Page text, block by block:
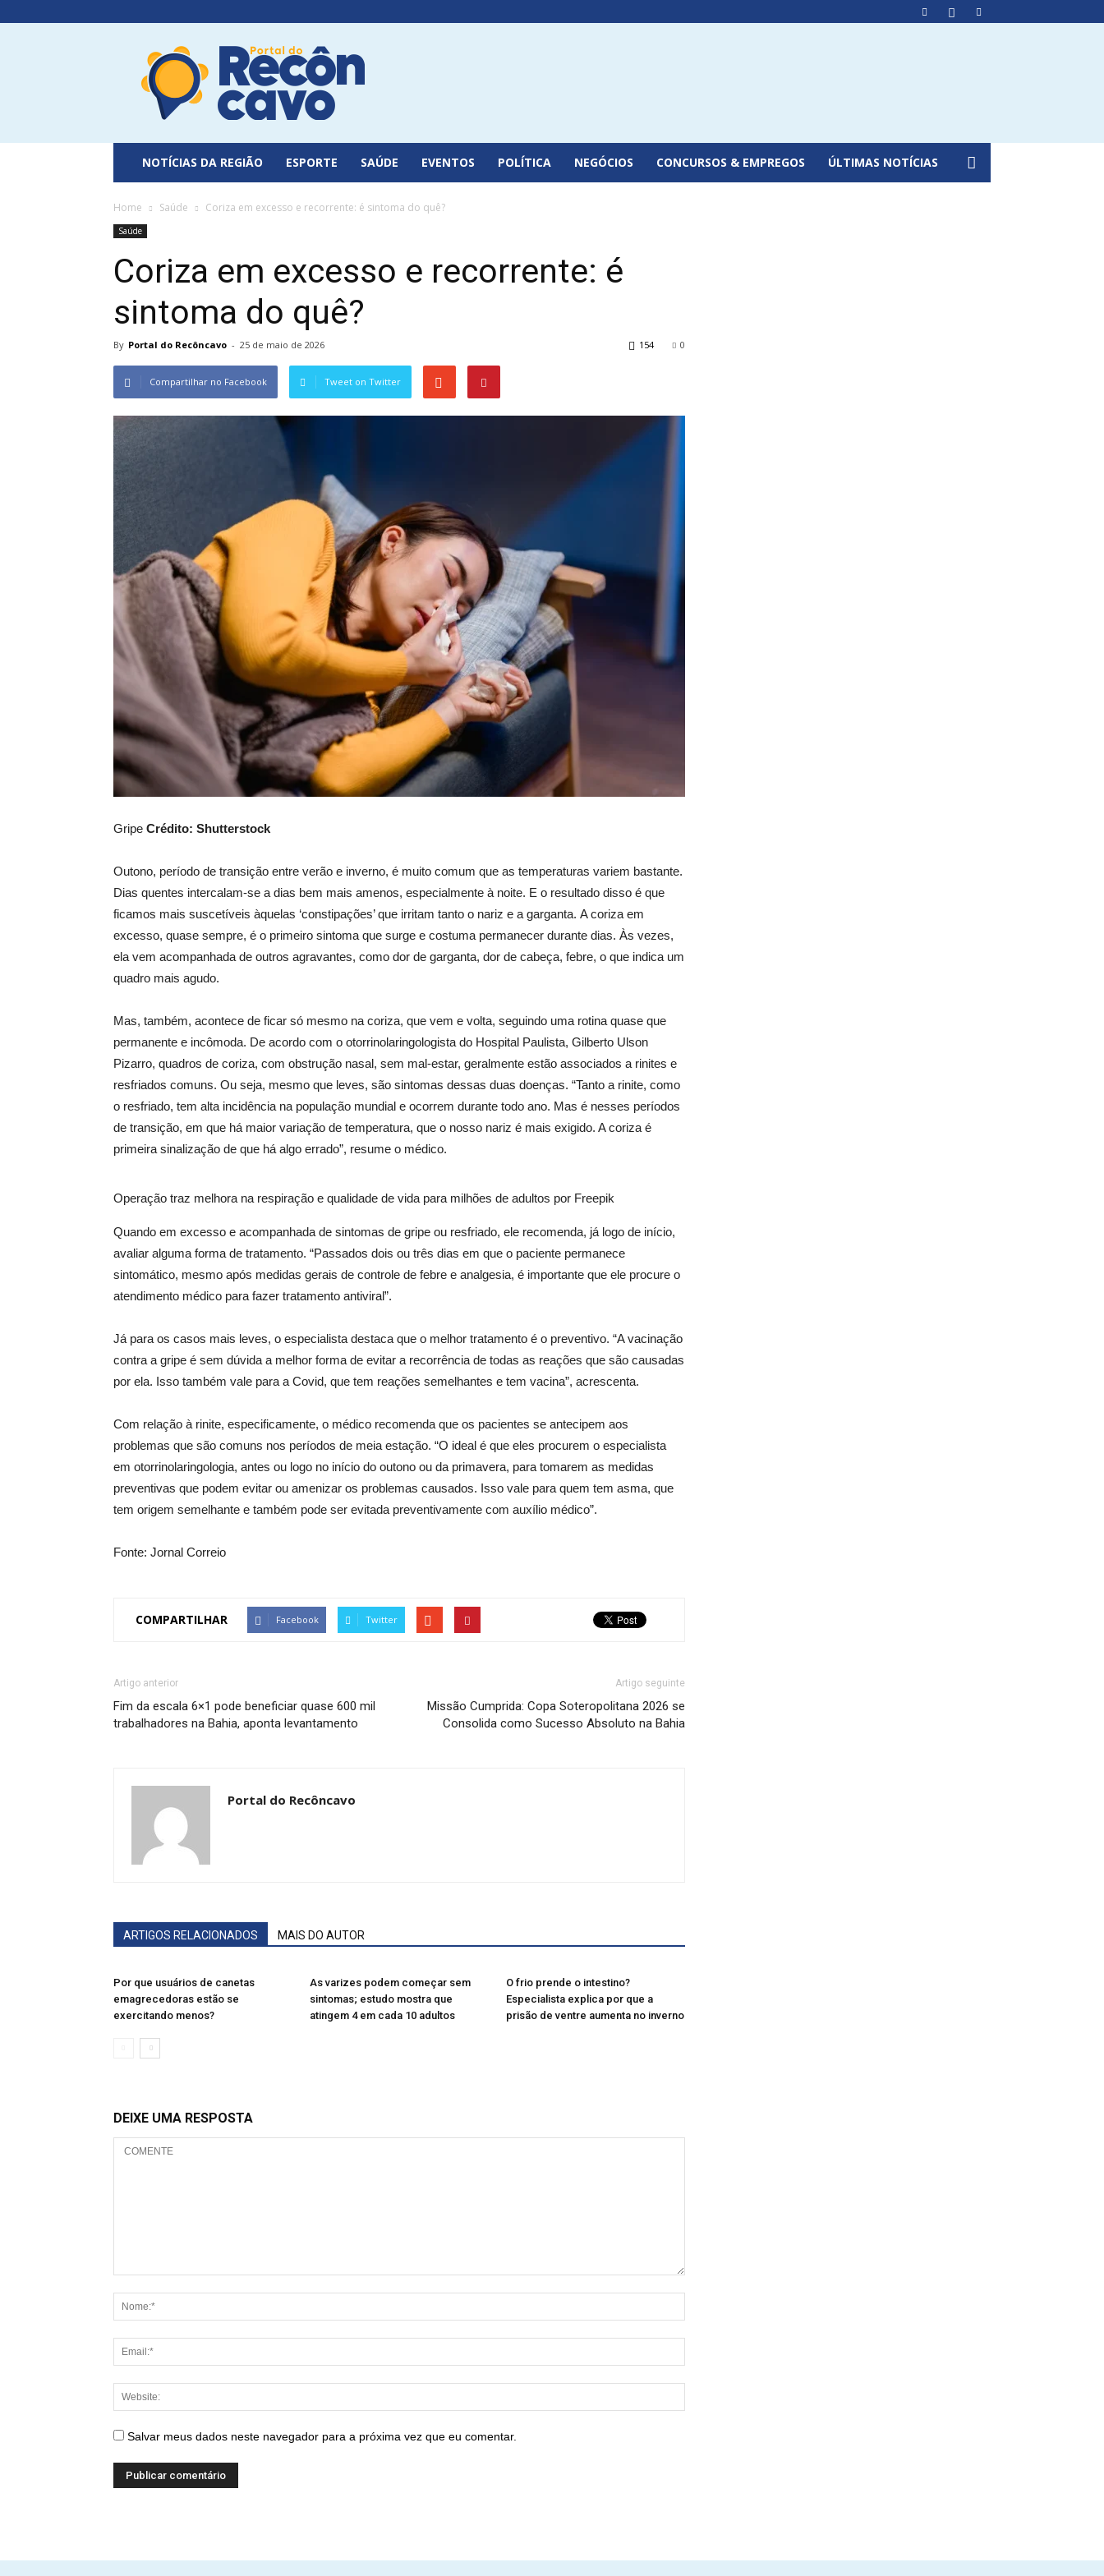
Portal
do
Recôncavo
NOTÍCIAS DA REGIÃO ESPORTE SAÚDE EVENTOS POLÍTICA NEGÓCIOS CONCURSOS & EMPREGOS ÚLTIMAS NOTÍCIAS
Home Saúde Coriza em excesso e recorrente: é sintoma do quê?
Saúde
Coriza em excesso e recorrente: é
sintoma do quê?
By Portal do Recôncavo - 25 de maio de 2026 0
154
Compartilhar no Facebook Tweet on Twitter
Gripe Crédito: Shutterstock
Outono, período de transição entre verão e inverno, é muito comum que as temperaturas variem bastante.
Dias quentes intercalam-se a dias bem mais amenos, especialmente à noite. E o resultado disso é que
ficamos mais suscetíveis àquelas ‘constipações’ que irritam tanto o nariz e a garganta. A coriza em
excesso, quase sempre, é o primeiro sintoma que surge e costuma permanecer durante dias. Às vezes,
ela vem acompanhada de outros agravantes, como dor de garganta, dor de cabeça, febre, o que indica um
quadro mais agudo.
Mas, também, acontece de ficar só mesmo na coriza, que vem e volta, seguindo uma rotina quase que
permanente e incômoda. De acordo com o otorrinolaringologista do Hospital Paulista, Gilberto Ulson
Pizarro, quadros de coriza, com obstrução nasal, sem mal-estar, geralmente estão associados a rinites e
resfriados comuns. Ou seja, mesmo que leves, são sintomas dessas duas doenças. “Tanto a rinite, como
o resfriado, tem alta incidência na população mundial e ocorrem durante todo ano. Mas é nesses períodos
de transição, em que há maior variação de temperatura, que o nosso nariz é mais exigido. A coriza é
primeira sinalização de que há algo errado”, resume o médico.
Operação traz melhora na respiração e qualidade de vida para milhões de adultos por Freepik
Quando em excesso e acompanhada de sintomas de gripe ou resfriado, ele recomenda, já logo de início,
avaliar alguma forma de tratamento. “Passados dois ou três dias em que o paciente permanece
sintomático, mesmo após medidas gerais de controle de febre e analgesia, é importante que ele procure o
atendimento médico para fazer tratamento antiviral”.
Já para os casos mais leves, o especialista destaca que o melhor tratamento é o preventivo. “A vacinação
contra a gripe é sem dúvida a melhor forma de evitar a recorrência de todas as reações que são causadas
por ela. Isso também vale para a Covid, que tem reações semelhantes e tem vacina”, acrescenta.
Com relação à rinite, especificamente, o médico recomenda que os pacientes se antecipem aos
problemas que são comuns nos períodos de meia estação. “O ideal é que eles procurem o especialista
em otorrinolaringologia, antes ou logo no início do outono ou da primavera, para tomarem as medidas
preventivas que podem evitar ou amenizar os problemas causados. Isso vale para quem tem asma, que
tem origem semelhante e também pode ser evitada preventivamente com auxílio médico”.
Fonte: Jornal Correio
COMPARTILHAR Facebook Twitter
Artigo anterior
Fim da escala 6×1 pode beneficiar quase 600 mil
trabalhadores na Bahia, aponta levantamento
Artigo seguinte
Missão Cumprida: Copa Soteropolitana 2026 se
Consolida como Sucesso Absoluto na Bahia
Portal do Recôncavo
ARTIGOS RELACIONADOS MAIS DO AUTOR
Por que usuários de canetas
emagrecedoras estão se
exercitando menos?
As varizes podem começar sem
sintomas; estudo mostra que
atingem 4 em cada 10 adultos
O frio prende o intestino?
Especialista explica por que a
prisão de ventre aumenta no inverno
DEIXE UMA RESPOSTA
Salvar meus dados neste navegador para a próxima vez que eu comentar.